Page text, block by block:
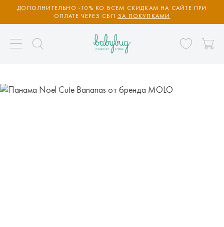
ДОПОЛНИТЕЛЬНО -10% КО ВСЕМ СКИДКАМ НА САЙТЕ ПРИ
ОПЛАТЕ ЧЕРЕЗ СБП ЗА ПОКУПКАМИ